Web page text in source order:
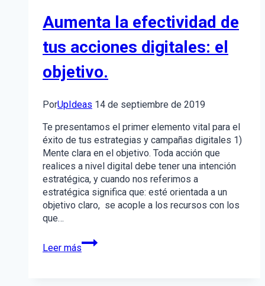
Aumenta la efectividad de
tus acciones digitales: el
objetivo.
PorUpIdeas 14 de septiembre de 2019
Te presentamos el primer elemento vital para el
éxito de tus estrategias y campañas digitales 1)
Mente clara en el objetivo. Toda acción que
realices a nivel digital debe tener una intención
estratégica, y cuando nos referimos a
estratégica significa que: esté orientada a un
objetivo claro, se acople a los recursos con los
que…
Leer más
Aumenta
la